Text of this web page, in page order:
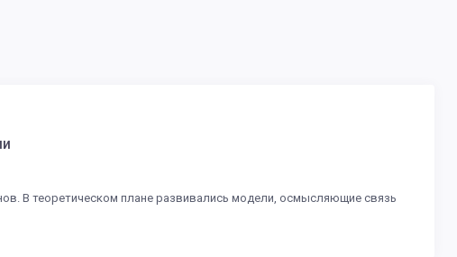
В теоретическом плане развивались модели, осмысляющие связь